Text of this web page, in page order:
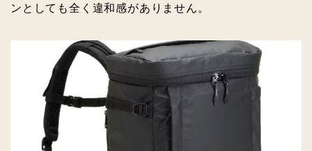
ンとしても全く違和感がありません。